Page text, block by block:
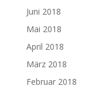
Juni 2018
Mai 2018
April 2018
März 2018
Februar 2018